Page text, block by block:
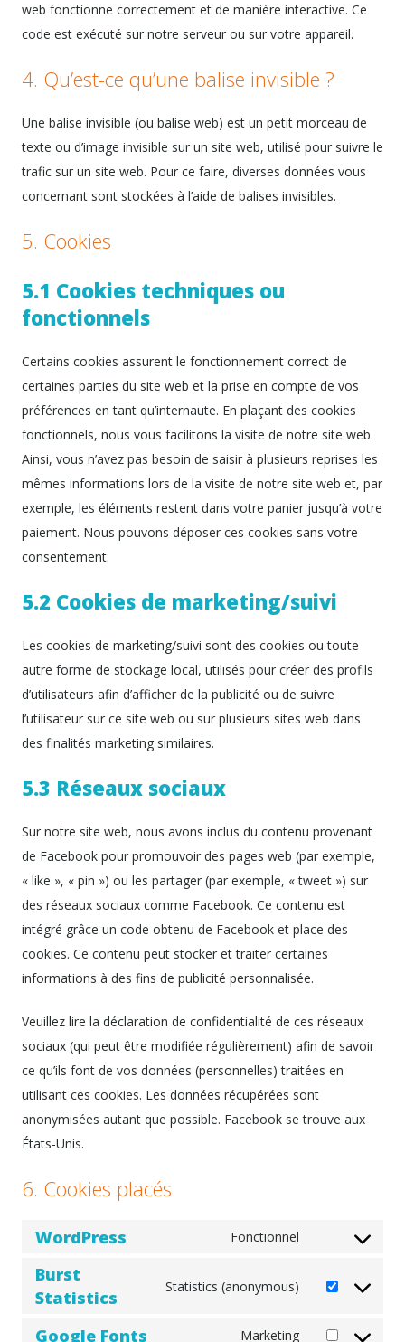
web fonctionne correctement et de manière interactive. Ce
code est exécuté sur notre serveur ou sur votre appareil.
4. Qu’est-ce qu’une balise invisible ?
Une balise invisible (ou balise web) est un petit morceau de
texte ou d’image invisible sur un site web, utilisé pour suivre le
trafic sur un site web. Pour ce faire, diverses données vous
concernant sont stockées à l’aide de balises invisibles.
5. Cookies
5.1 Cookies techniques ou
fonctionnels
Certains cookies assurent le fonctionnement correct de
certaines parties du site web et la prise en compte de vos
préférences en tant qu’internaute. En plaçant des cookies
fonctionnels, nous vous facilitons la visite de notre site web.
Ainsi, vous n’avez pas besoin de saisir à plusieurs reprises les
mêmes informations lors de la visite de notre site web et, par
exemple, les éléments restent dans votre panier jusqu’à votre
paiement. Nous pouvons déposer ces cookies sans votre
consentement.
5.2 Cookies de marketing/suivi
Les cookies de marketing/suivi sont des cookies ou toute
autre forme de stockage local, utilisés pour créer des profils
d’utilisateurs afin d’afficher de la publicité ou de suivre
l’utilisateur sur ce site web ou sur plusieurs sites web dans
des finalités marketing similaires.
5.3 Réseaux sociaux
Sur notre site web, nous avons inclus du contenu provenant
de Facebook pour promouvoir des pages web (par exemple,
« like », « pin ») ou les partager (par exemple, « tweet ») sur
des réseaux sociaux comme Facebook. Ce contenu est
intégré grâce un code obtenu de Facebook et place des
cookies. Ce contenu peut stocker et traiter certaines
informations à des fins de publicité personnalisée.
Veuillez lire la déclaration de confidentialité de ces réseaux
sociaux (qui peut être modifiée régulièrement) afin de savoir
ce qu’ils font de vos données (personnelles) traitées en
utilisant ces cookies. Les données récupérées sont
anonymisées autant que possible. Facebook se trouve aux
États-Unis.
6. Cookies placés
WordPress Fonctionnel
Consent
service
Burst
Statistics
Statistics (anonymous)
Consent
Google Fonts Marketing